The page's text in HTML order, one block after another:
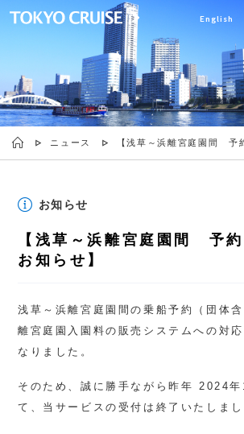
English
ニュース
お知らせ
【浅草～浜離宮庭園間 予
お知らせ】
浅草～浜離宮庭園間の乗船予約（団体
離宮庭園入園料の販売システムへの対
なりました。
そのため、誠に勝手ながら昨年 2024年
て、当サービスの受付は終了いたしまし